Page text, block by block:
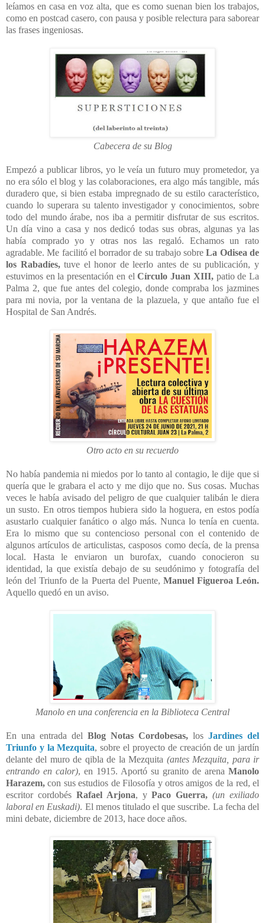
leíamos en casa en voz alta, que es como suenan bien los trabajos,
como en postcad casero, con pausa y posible relectura para saborear
las frases ingeniosas.
Cabecera de su Blog
Empezó a publicar libros, yo le veía un futuro muy prometedor, ya
no era sólo el blog y las colaboraciones, era algo más tangible, más
duradero que, si bien estaba impregnado de su estilo característico,
cuando lo superara su talento investigador y conocimientos, sobre
todo del mundo árabe, nos iba a permitir disfrutar de sus escritos.
Un día vino a casa y nos dedicó todas sus obras, algunas ya las
había comprado yo y otras nos las regaló. Echamos un rato
agradable. Me facilitó el borrador de su trabajo sobreLa Odisea de
los Rabadíes,tuve el honor de leerlo antes de su publicación, y
estuvimos en la presentación en elCírculo Juan XIII,patio de La
Palma 2, que fue antes del colegio, donde compraba los jazmines
para mi novia, por la ventana de la plazuela, y que antaño fue el
Hospital de San Andrés.
Otro acto en su recuerdo
No había pandemia ni miedos por lo tanto al contagio, le dije que si
quería que le grabara el acto y me dijo que no. Sus cosas. Muchas
veces le había avisado del peligro de que cualquier talibán le diera
un susto. En otros tiempos hubiera sido la hoguera, en estos podía
asustarlo cualquier fanático o algo más. Nunca lo tenía en cuenta.
Era lo mismo que su contencioso personal con el contenido de
algunos artículos de articulistas, casposos como decía, de la prensa
local. Hasta le enviaron un burofax, cuando conocieron su
identidad, la que existía debajo de su seudónimo y fotografía del
león del Triunfo de la Puerta del Puente, Manuel Figueroa León.
Aquello quedó en un aviso.
Manolo en una conferencia en la Biblioteca Central
En una entrada del Blog Notas Cordobesas, los Jardines del
Triunfo y la Mezquita, sobre el proyecto de creación de un jardín
delante del muro de qibla de la Mezquita (antes Mezquita, para ir
entrando en calor), en 1915. Aportó su granito de arena Manolo
Harazem, con sus estudios de Filosofía y otros amigos de la red, el
escritor cordobés Rafael Arjona, yPaco Guerra, (un exiliado
laboral en Euskadi). El menos titulado el que suscribe. La fecha del
mini debate, diciembre de 2013, hace doce años.